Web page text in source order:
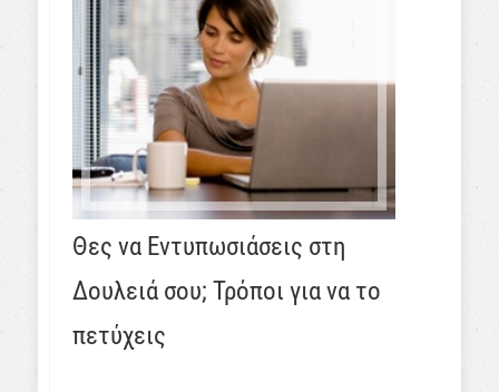
Θες να Εντυπωσιάσεις στη
Δουλειά σου; Τρόποι για να το
πετύχεις